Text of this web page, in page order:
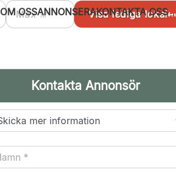
OM OSSANNONSERAKONTAKTA OSS
Kontakta Annonsör